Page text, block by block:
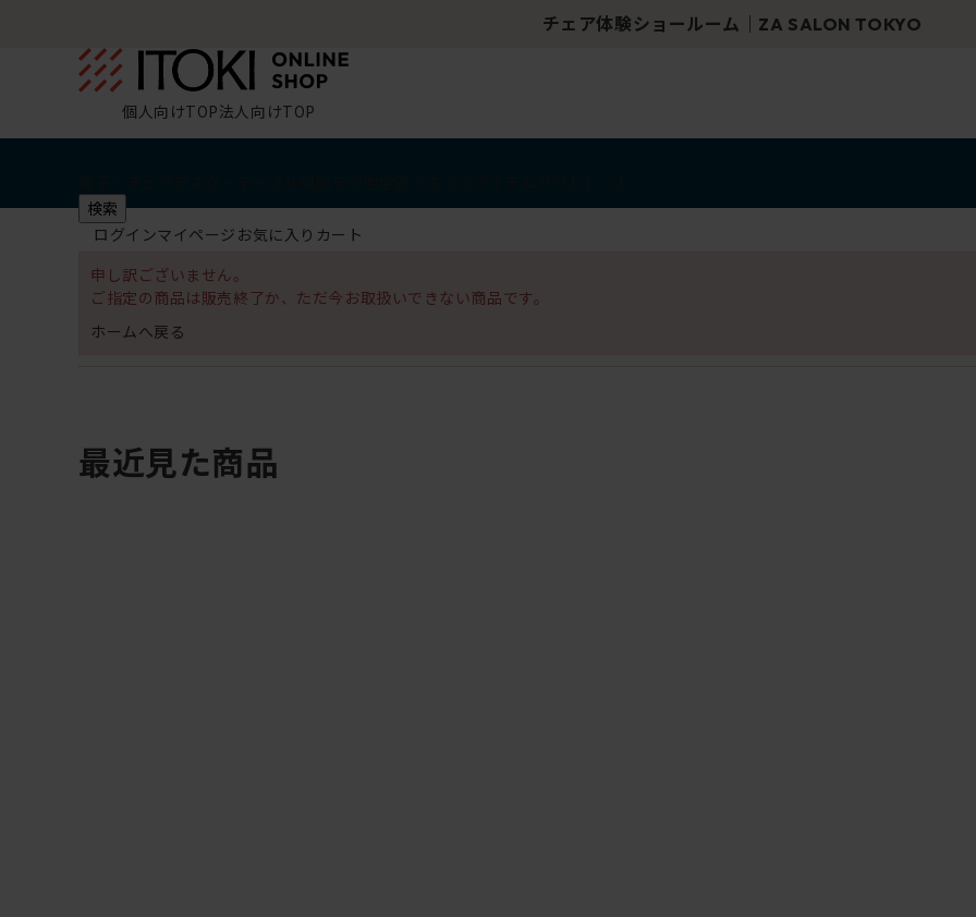
チェア体験ショールーム｜ZA SALON TOKYO
個人向けTOP法人向けTOP
検索
ログインマイページ お気に入り カート
申し訳ございません。
ご指定の商品は販売終了か、ただ今お取扱いできない商品です。
ホームへ戻る
最近見た商品